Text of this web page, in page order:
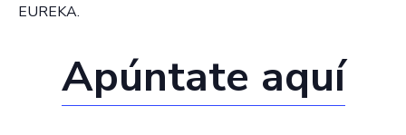
EUREKA.
Apúntate aquí